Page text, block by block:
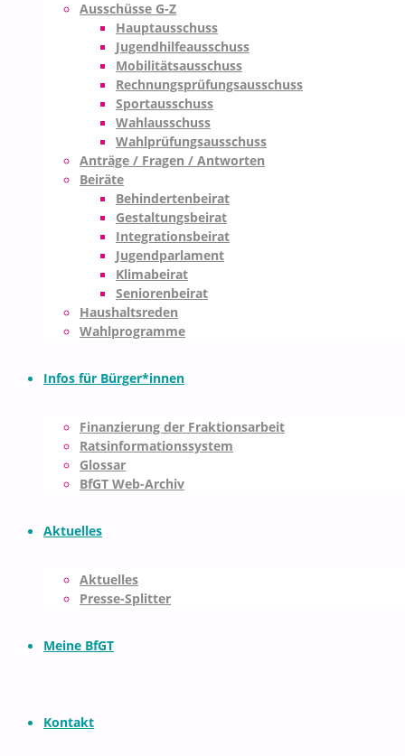
Ausschüsse G-Z
Hauptausschuss
Jugendhilfeausschuss
Mobilitätsausschuss
Rechnungsprüfungsausschuss
Sportausschuss
Wahlausschuss
Wahlprüfungsausschuss
Anträge / Fragen / Antworten
Beiräte
Behindertenbeirat
Gestaltungsbeirat
Integrationsbeirat
Jugendparlament
Klimabeirat
Seniorenbeirat
Haushaltsreden
Wahlprogramme
Infos für Bürger*innen
Finanzierung der Fraktionsarbeit
Ratsinformationssystem
Glossar
BfGT Web-Archiv
Aktuelles
Aktuelles
Presse-Splitter
Meine BfGT
Kontakt